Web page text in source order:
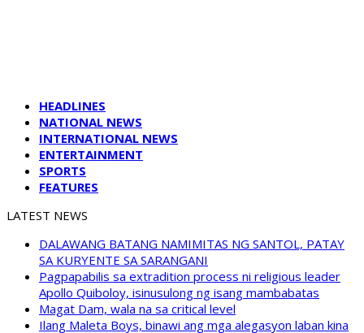
HEADLINES
NATIONAL NEWS
INTERNATIONAL NEWS
ENTERTAINMENT
SPORTS
FEATURES
LATEST NEWS
DALAWANG BATANG NAMIMITAS NG SANTOL, PATAY
SA KURYENTE SA SARANGANI
Pagpapabilis sa extradition process ni religious leader
Apollo Quiboloy, isinusulong ng isang mambabatas
Magat Dam, wala na sa critical level
Ilang Maleta Boys, binawi ang mga alegasyon laban kina